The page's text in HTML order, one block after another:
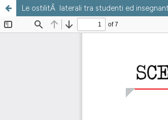
Le ostilitÃ laterali tra studenti ed